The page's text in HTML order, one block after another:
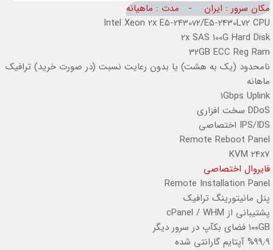
مکان سرور : ایران - مدت : ماهیانه
Intel Xeon 2x E5-2430v2/E5-2430Lv2 CPU
2x SAS 100G Hard Disk
32GB ECC Reg Ram
نامحدود (یک به هشت) یا بدون رعایت نسبت (در صورت خرید) ترافیک
ماهانه
۱Gbps Uplink
DDoS سخت افزاری
IPS/IDS اختصاصی
Remote Reboot Panel
KVM 24x7
فایروال اختصاصی
Remote Installation Panel
پنل مانیتورینگ ترافیک
پشتیبانی از cPanel / WHM
۱۰۰GB فضای بکآپ در سرور دیگر
%۹۹٫۹ آپتایم گارانتی شده